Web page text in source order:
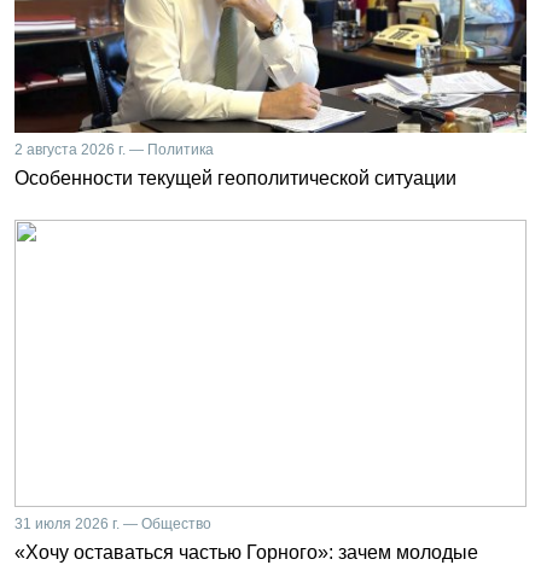
2 августа 2026 г. — Политика
Особенности текущей геополитической ситуации
31 июля 2026 г. — Общество
«Хочу оставаться частью Горного»: зачем молодые